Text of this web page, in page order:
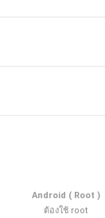
Android ( Root )
ต้องใช้ root